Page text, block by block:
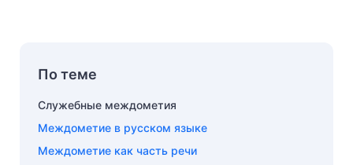
По теме
Служебные междометия
Междометие в русском языке
Междометие как часть речи